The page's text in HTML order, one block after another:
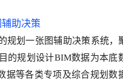
助决策
规划一张图辅助决策系统，
的规划设计BIM数据为本底
据等各类专项及综合规划数